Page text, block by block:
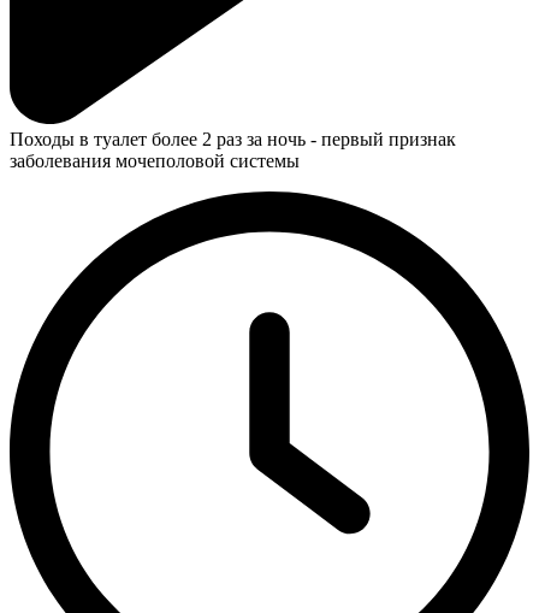
Походы в туалет более 2 раз за ночь - первый признак
заболевания мочеполовой системы